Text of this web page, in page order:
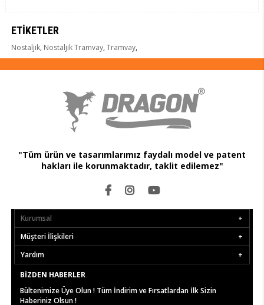
ETIKETLER
Nostaljik, Nostaljik Tramvay, Tramvay,
"Tüm ürün ve tasarımlarımız faydalı model ve patent
hakları ile korunmaktadır, taklit edilemez"
Kurumsal
Müşteri İlişkileri
Yardım
BIZDEN HABERLER
Bültenimize Üye Olun ! Tüm İndirim ve Fırsatlardan İlk Sizin
Haberiniz Olsun !